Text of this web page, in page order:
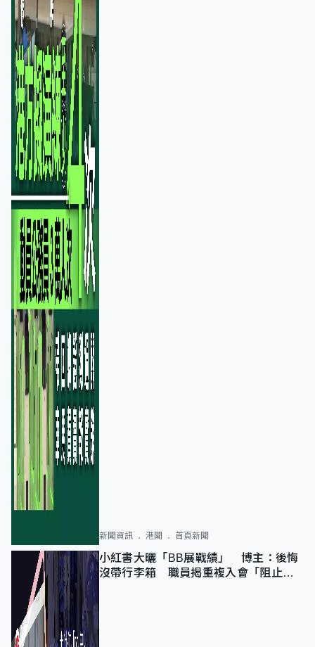
新聞資訊 港聞 首頁新聞
小紅書大曬「BB展戰績」 博主：後悔
沒帶行李箱 職員揭重複入會「阻止唔